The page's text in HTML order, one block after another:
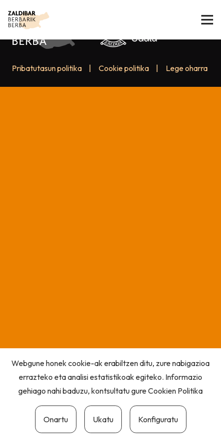
Pribatutasun politika Cookie politika Lege oharra
Webgune honek cookie-ak erabiltzen ditu, zure nabigazioa
errazteko eta analisi estatistikoak egiteko. Informazio
gehiago nahi baduzu, kontsultatu gureCookien Politika
Onartu Ukatu Konfiguratu